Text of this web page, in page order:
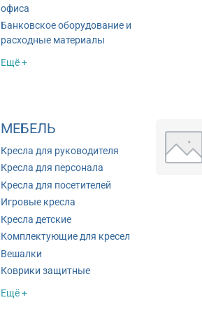
офиса
Банковское оборудование и
расходные материалы
Ещё +
МЕБЕЛЬ
Кресла для руководителя
Кресла для персонала
Кресла для посетителей
Игровые кресла
Кресла детские
Комплектующие для кресел
Вешалки
Коврики защитные
Ещё +